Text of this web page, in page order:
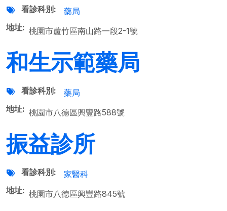
看診科別
藥局
地址
桃園市蘆竹區南山路一段2-1號
和生示範藥局
看診科別
藥局
地址
桃園市八德區興豐路588號
振益診所
看診科別
家醫科
地址
桃園市八德區興豐路845號